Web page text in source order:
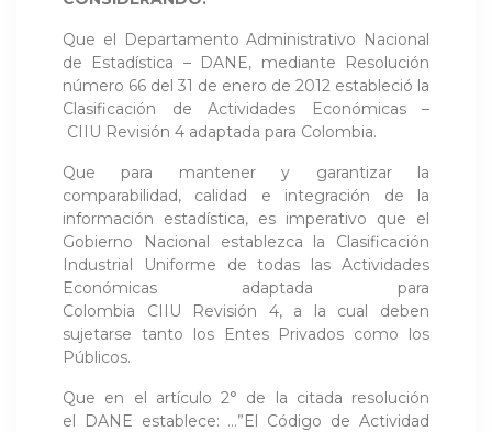
Que el Departamento Administrativo Nacional
de Estadística – DANE, mediante Resolución
número 66 del 31 de enero de 2012 estableció la
Clasificación de Actividades Económicas –
CIIU Revisión 4 adaptada para Colombia.
Que para mantener y garantizar la
comparabilidad, calidad e integración de la
información estadística, es imperativo que el
Gobierno Nacional establezca la Clasificación
Industrial Uniforme de todas las Actividades
Económicas adaptada para
Colombia CIIU Revisión 4, a la cual deben
sujetarse tanto los Entes Privados como los
Públicos.
Que en el artículo 2° de la citada resolución
el DANE establece: …”El Código de Actividad